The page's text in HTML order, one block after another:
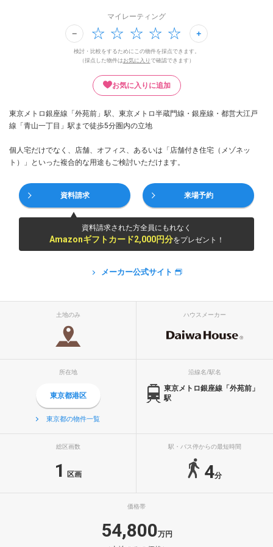
マイレーティング
検討・比較をするためにこの物件を採点できます。
（採点した物件は お気に入り で確認できます）
お気に入りに追加
東京メトロ銀座線「外苑前」駅、東京メトロ半蔵門線・銀座線・都営大江戸
線「青山一丁目」駅まで徒歩5分圏内の立地
個人宅だけでなく、店舗、オフィス、あるいは「店舗付き住宅（メゾネッ
ト）」といった複合的な用途もご検討いただけます。
資料請求 来場予約
資料請求された方全員にもれなく
Amazonギフトカード2,000円分をプレゼント！
メーカー公式サイト
土地のみ ハウスメーカー
所在地
東京都港区
東京都の物件一覧
沿線名/駅名
東京メトロ銀座線「外苑前」
駅
総区画数
1 区画
駅・バス停からの最短時間
4分
価格帯
54,800万円